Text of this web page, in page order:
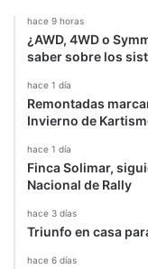
hace 9 horas
¿AWD, 4WD o
saber sobre los
hace 1 día
Remontadas
Invierno de
hace 1 día
Finca Solimar,
Nacional de Rally
hace 3 días
Triunfo en casa
hace 6 días